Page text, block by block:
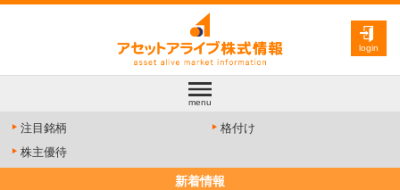
login
menu
注目銘柄
格付け
株主優待
新着情報